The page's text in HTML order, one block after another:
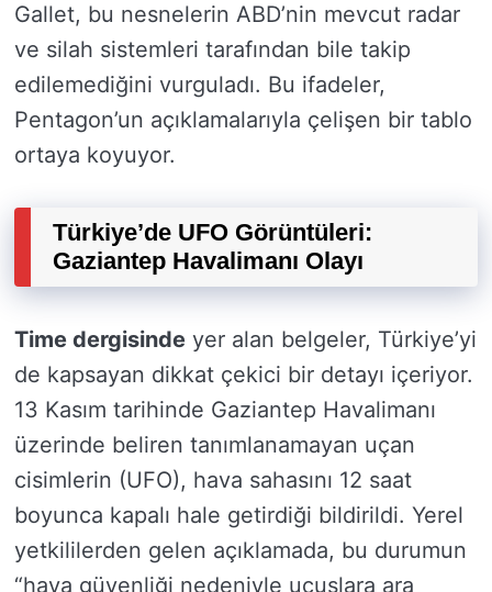
Gallet, bu nesnelerin ABD’nin mevcut radar
ve silah sistemleri tarafından bile takip
edilemediğini vurguladı. Bu ifadeler,
Pentagon’un açıklamalarıyla çelişen bir tablo
ortaya koyuyor.
Türkiye’de UFO Görüntüleri:
Gaziantep Havalimanı Olayı
Time dergisinde yer alan belgeler, Türkiye’yi
de kapsayan dikkat çekici bir detayı içeriyor.
13 Kasım tarihinde Gaziantep Havalimanı
üzerinde beliren tanımlanamayan uçan
cisimlerin (UFO), hava sahasını 12 saat
boyunca kapalı hale getirdiği bildirildi. Yerel
yetkililerden gelen açıklamada, bu durumun
“hava güvenliği nedeniyle uçuşlara ara